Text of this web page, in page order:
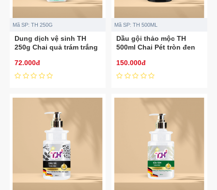
Mã SP: TH 250G
Dung dịch vệ sinh TH
250g Chai quả trám trắng
72.000đ
Mã SP: TH 500ML
Dầu gội thảo mộc TH
500ml Chai Pét tròn đen
150.000đ